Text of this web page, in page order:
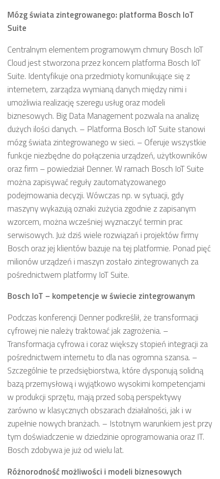
Mózg świata zintegrowanego: platforma Bosch IoT
Suite
Centralnym elementem programowym chmury Bosch IoT
Cloud jest stworzona przez koncern platforma Bosch IoT
Suite. Identyfikuje ona przedmioty komunikujące się z
internetem, zarządza wymianą danych między nimi i
umożliwia realizację szeregu usług oraz modeli
biznesowych. Big Data Management pozwala na analizę
dużych ilości danych. – Platforma Bosch IoT Suite stanowi
mózg świata zintegrowanego w sieci. – Oferuje wszystkie
funkcje niezbędne do połączenia urządzeń, użytkowników
oraz firm – powiedział Denner. W ramach Bosch IoT Suite
można zapisywać reguły zautomatyzowanego
podejmowania decyzji. Wówczas np. w sytuacji, gdy
maszyny wykazują oznaki zużycia zgodnie z zapisanym
wzorcem, można wcześniej wyznaczyć termin prac
serwisowych. Już dziś wiele rozwiązań i projektów firmy
Bosch oraz jej klientów bazuje na tej platformie. Ponad pięć
milionów urządzeń i maszyn zostało zintegrowanych za
pośrednictwem platformy IoT Suite.
Bosch IoT – kompetencje w świecie zintegrowanym
Podczas konferencji Denner podkreślił, że transformacji
cyfrowej nie należy traktować jak zagrożenia. –
Transformacja cyfrowa i coraz większy stopień integracji za
pośrednictwem internetu to dla nas ogromna szansa. –
Szczególnie te przedsiębiorstwa, które dysponują solidną
bazą przemysłową i wyjątkowo wysokimi kompetencjami
w produkcji sprzętu, mają przed sobą perspektywy
zarówno w klasycznych obszarach działalności, jak i w
zupełnie nowych branżach. – Istotnym warunkiem jest przy
tym doświadczenie w dziedzinie oprogramowania oraz IT.
Bosch zdobywa je już od wielu lat.
Różnorodność możliwości i modeli biznesowych